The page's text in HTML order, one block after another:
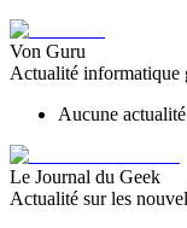
Von Guru
Actualité informatique
Aucune
Le Journal du Geek
Actualité sur les